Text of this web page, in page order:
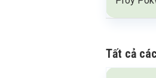
Tất cả